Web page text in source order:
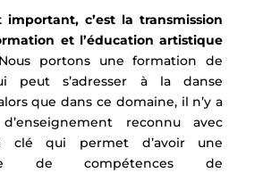
c’est la transmission
et l’éducation artistique
portons une formation de
peut s’adresser à la danse
que dans ce domaine, il n’y a
reconnu avec
clé qui permet d’avoir une
de compétences de